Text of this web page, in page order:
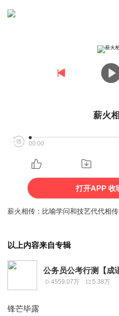
薪火
00:00
打开APP 收
薪火相传：比喻学问和技艺代代相传
以上内容来自专辑
公务员公考行测【成
4559.07万 5.38万
锋芒毕露